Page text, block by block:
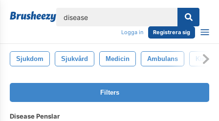
Logga in Registrera sig
Sjukdom Sjukvård Medicin Ambulans Kirurgi
Filters
Disease Penslar